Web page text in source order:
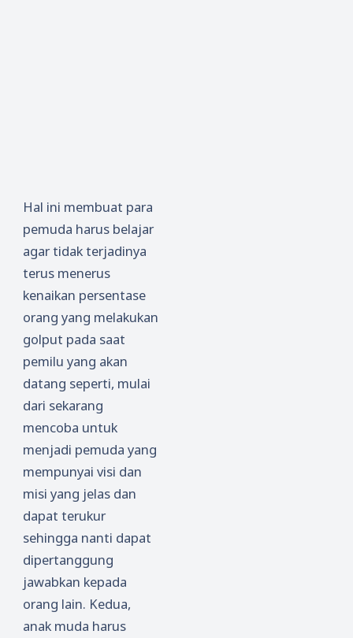
Hal ini membuat para
pemuda harus belajar
agar tidak terjadinya
terus menerus
kenaikan persentase
orang yang melakukan
golput pada saat
pemilu yang akan
datang seperti, mulai
dari sekarang
mencoba untuk
menjadi pemuda yang
mempunyai visi dan
misi yang jelas dan
dapat terukur
sehingga nanti dapat
dipertanggung
jawabkan kepada
orang lain. Kedua,
anak muda harus